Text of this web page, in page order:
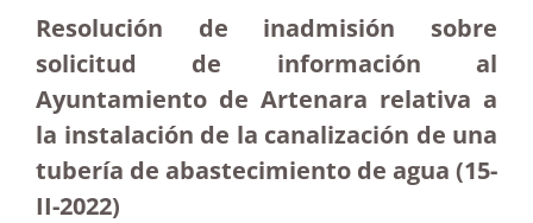
Resolución de inadmisión sobre
solicitud de información al
Ayuntamiento de Artenara relativa a
la instalación de la canalización de una
tubería de abastecimiento de agua (15-
II-2022)